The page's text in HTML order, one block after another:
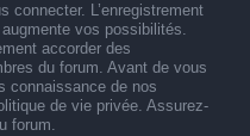
connecter. L’enregistrement
vos possibilités.
accorder des
du forum. Avant de vous
connaissance de nos
de vie privée. Assurez-
forum.